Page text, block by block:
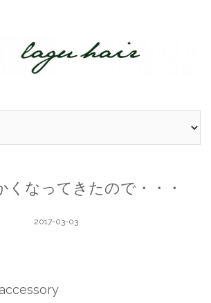
くなってきたので・・・
2017-03-03